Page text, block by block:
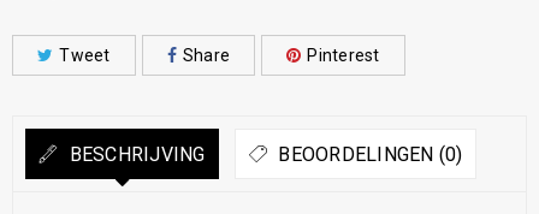
Tweet Share Pinterest
BESCHRIJVING BEOORDELINGEN (0)